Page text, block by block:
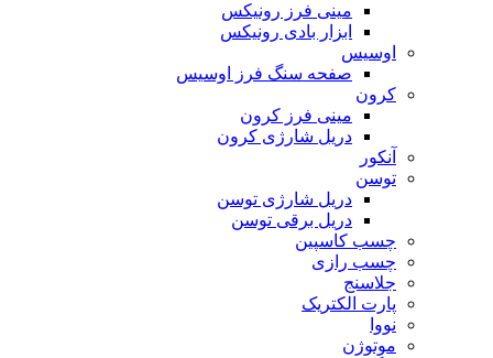
مینی فرز رونیکس
ابزار بادی رونیکس
اوسیس
صفحه سنگ فرز اوسیس
کرون
مینی فرز کرون
دریل شارژی کرون
آنکور
توسن
دریل شارژی توسن
دریل برقی توسن
چسب کاسپین
چسب رازی
جلاسنج
پارت الکتریک
نووا
موتوژن